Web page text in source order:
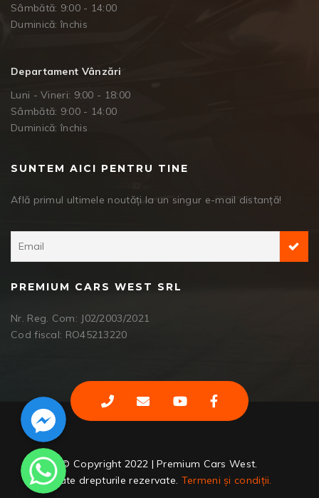
Sâmbătă: 9:00 - 14:00
Duminică: închis
Departament Vânzări
Luni - Vineri: 9:00 - 18:00
Sâmbătă: 9:00 - 14:00
Duminică: închis
SUNTEM AICI PENTRU TINE
Află primul ultimele noutăți la un singur e-mail distanță!
PREMIUM CARS WEST SRL
Nr. Reg. Com: J02/2003/2021
Cod fiscal: RO45213220
© Copyright 2022 | Premium Cars West.
Toate drepturile rezervate. Termeni și condiții.
Facebook Messenger
WhatsApp